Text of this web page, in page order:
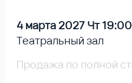
4 марта 2027 Чт 19:00
Театральный зал
Продажа по полной